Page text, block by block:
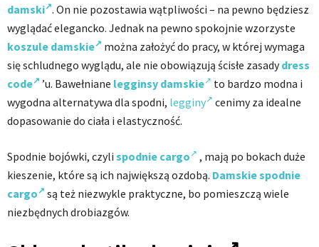
damski . On nie pozostawia wątpliwości – na pewno będziesz
wyglądać elegancko. Jednak na pewno spokojnie wzorzyste
koszule damskie
można założyć do pracy, w której wymaga
się schludnego wyglądu, ale nie obowiązują ścisłe zasadydress
code
’u. Bawełniane legginsy damskie
to bardzo modna i
wygodna alternatywa dla spodni, legginy
cenimy za idealne
dopasowanie do ciała i elastyczność.
Spodnie bojówki, czyli spodnie cargo
, mają po bokach duże
kieszenie, które są ich największą ozdobą. Damskie spodnie
cargo
są też niezwykle praktyczne, bo pomieszczą wiele
niezbędnych drobiazgów.